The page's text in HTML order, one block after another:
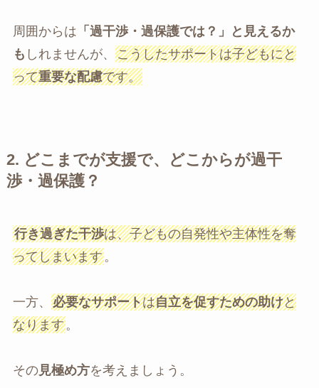
周囲からは 「過干渉・過保護では？」と見えるか
も しれませんが、 こうしたサポートは子どもにと
って重要な配慮です。
2. どこまでが支援で、どこからが過干
渉・過保護？
行き過ぎた干渉は、子どもの自発性や主体性を奪
ってしまいます。
一方、 必要なサポートは自立を促すための助けと
なります。
その見極め方を考えましょう。